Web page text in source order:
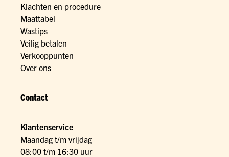
Klachten en procedure
Maattabel
Wastips
Veilig betalen
Verkooppunten
Over ons
Contact
Klantenservice
Maandag t/m vrijdag
08:00 t/m 16:30 uur